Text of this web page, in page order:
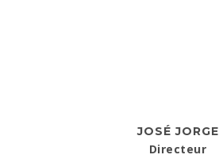
JOSÉ JORGE
Directeur